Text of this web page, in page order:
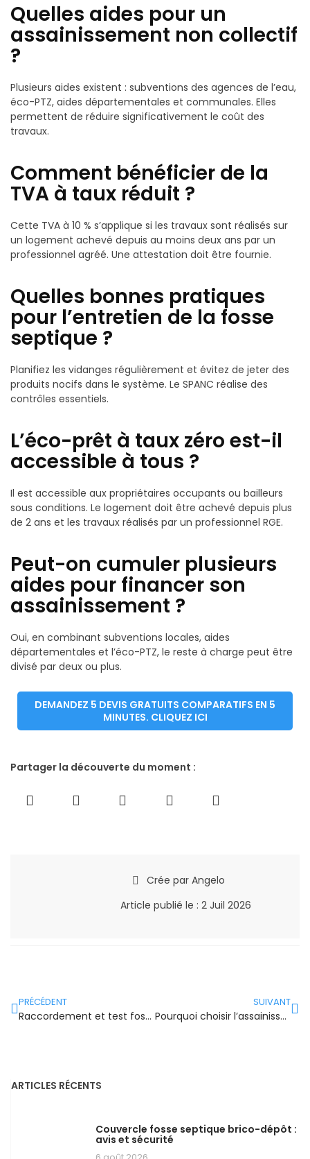
Quelles aides pour un
assainissement non collectif
?
Plusieurs aides existent : subventions des agences de l’eau,
éco-PTZ, aides départementales et communales. Elles
permettent de réduire significativement le coût des
travaux.
Comment bénéficier de la
TVA à taux réduit ?
Cette TVA à 10 % s’applique si les travaux sont réalisés sur
un logement achevé depuis au moins deux ans par un
professionnel agréé. Une attestation doit être fournie.
Quelles bonnes pratiques
pour l’entretien de la fosse
septique ?
Planifiez les vidanges régulièrement et évitez de jeter des
produits nocifs dans le système. Le SPANC réalise des
contrôles essentiels.
L’éco-prêt à taux zéro est-il
accessible à tous ?
Il est accessible aux propriétaires occupants ou bailleurs
sous conditions. Le logement doit être achevé depuis plus
de 2 ans et les travaux réalisés par un professionnel RGE.
Peut-on cumuler plusieurs
aides pour financer son
assainissement ?
Oui, en combinant subventions locales, aides
départementales et l’éco-PTZ, le reste à charge peut être
divisé par deux ou plus.
DEMANDEZ 5 DEVIS GRATUITS COMPARATIFS EN 5
MINUTES. CLIQUEZ ICI
Partager la découverte du moment :
Crée par Angelo
Article publié le : 2 Juil 2026
PRÉCÉDENT
Raccordement et test fosse septique : la méthode
SUIVANT
Pourquoi choisir l’assainissement individuel écologique ?
ARTICLES RÉCENTS
Couvercle fosse septique brico-dépôt :
avis et sécurité